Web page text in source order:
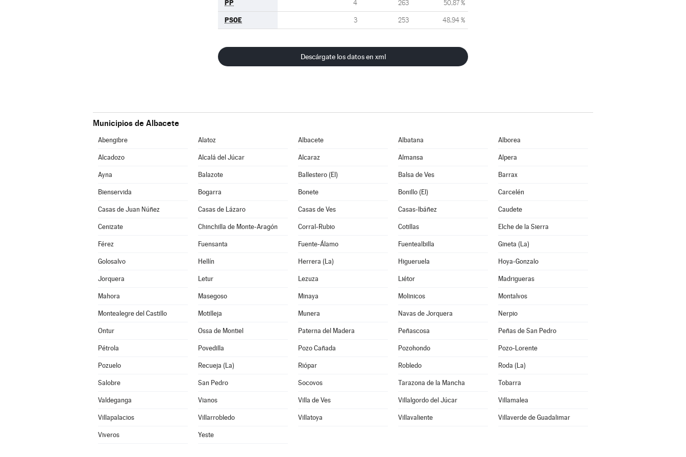
PP 4 263 50,87 %
PSOE 3 253 48,94 %
Descárgate los datos en xml
Municipios de Albacete
Abengibre Alatoz Albacete Albatana Alborea
Alcadozo Alcalá del Júcar Alcaraz Almansa Alpera
Ayna Balazote Ballestero (El) Balsa de Ves Barrax
Bienservida Bogarra Bonete Bonillo (El) Carcelén
Casas de Juan Núñez Casas de Lázaro Casas de Ves Casas-Ibáñez Caudete
Cenizate Chinchilla de Monte-Aragón Corral-Rubio Cotillas Elche de la Sierra
Férez Fuensanta Fuente-Álamo Fuentealbilla Gineta (La)
Golosalvo Hellín Herrera (La) Higueruela Hoya-Gonzalo
Jorquera Letur Lezuza Liétor Madrigueras
Mahora Masegoso Minaya Molinicos Montalvos
Montealegre del Castillo Motilleja Munera Navas de Jorquera Nerpio
Ontur Ossa de Montiel Paterna del Madera Peñascosa Peñas de San Pedro
Pétrola Povedilla Pozo Cañada Pozohondo Pozo-Lorente
Pozuelo Recueja (La) Riópar Robledo Roda (La)
Salobre San Pedro Socovos Tarazona de la Mancha Tobarra
Valdeganga Vianos Villa de Ves Villalgordo del Júcar Villamalea
Villapalacios Villarrobledo Villatoya Villavaliente Villaverde de Guadalimar
Viveros Yeste